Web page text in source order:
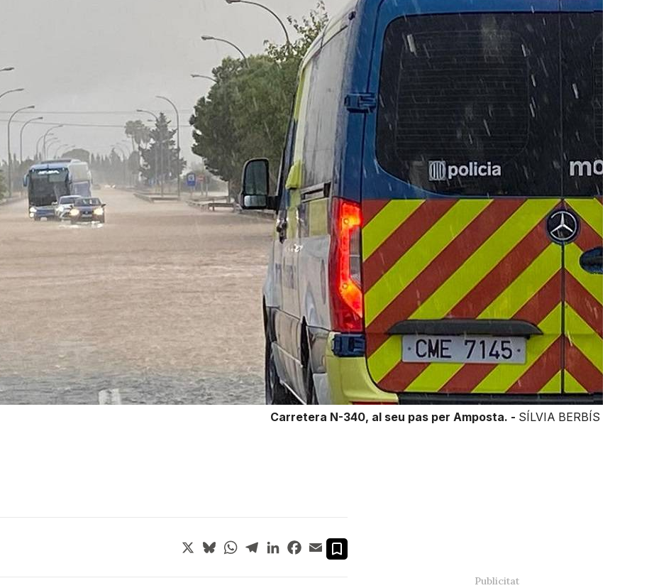
Carretera N-340, al seu pas per Amposta. - SÍLVIA BERBÍS
X BlueskyWhatsApp
TelegramLinkedInFacebook
Email